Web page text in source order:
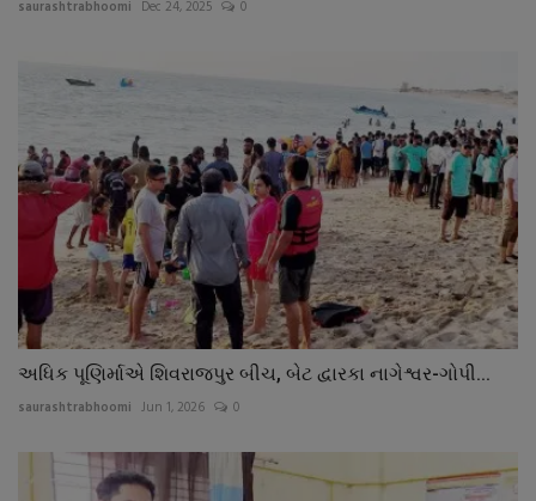
saurashtrabhoomi Dec 24, 2025 0
અધિક પૂણિર્માએ શિવરાજપુર બીચ, બેટ દ્વારકા નાગેશ્વર-ગોપી...
saurashtrabhoomi Jun 1, 2026 0